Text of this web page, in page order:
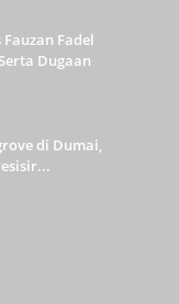
Fadel
Dugaan
di Dumai,